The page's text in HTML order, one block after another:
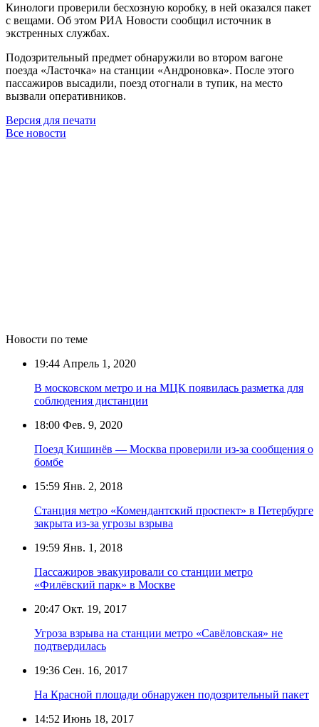
Кинологи проверили бесхозную коробку, в ней оказался пакет
с вещами. Об этом РИА Новости сообщил источник в
экстренных службах.
Подозрительный предмет обнаружили во втором вагоне
поезда «Ласточка» на станции «Андроновка». После этого
пассажиров высадили, поезд отогнали в тупик, на место
вызвали оперативников.
Версия для печати
Все новости
Новости по теме
19:44 Апрель 1, 2020
В московском метро и на МЦК появилась разметка для
соблюдения дистанции
18:00 Фев. 9, 2020
Поезд Кишинёв — Москва проверили из-за сообщения о
бомбе
15:59 Янв. 2, 2018
Станция метро «Комендантский проспект» в Петербурге
закрыта из-за угрозы взрыва
19:59 Янв. 1, 2018
Пассажиров эвакуировали со станции метро
«Филёвский парк» в Москве
20:47 Окт. 19, 2017
Угроза взрыва на станции метро «Савёловская» не
подтвердилась
19:36 Сен. 16, 2017
На Красной площади обнаружен подозрительный пакет
14:52 Июнь 18, 2017